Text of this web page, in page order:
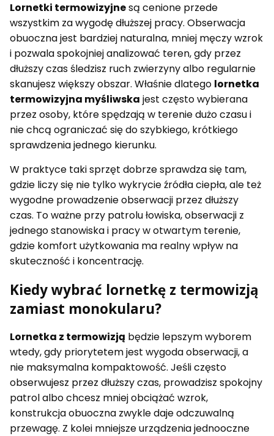
Lornetki termowizyjnesą cenione przede
wszystkim za wygodę dłuższej pracy. Obserwacja
obuoczna jest bardziej naturalna, mniej męczy wzrok
i pozwala spokojniej analizować teren, gdy przez
dłuższy czas śledzisz ruch zwierzyny albo regularnie
skanujesz większy obszar. Właśnie dlatego lornetka
termowizyjna myśliwska jest często wybierana
przez osoby, które spędzają w terenie dużo czasu i
nie chcą ograniczać się do szybkiego, krótkiego
sprawdzenia jednego kierunku.
W praktyce taki sprzęt dobrze sprawdza się tam,
gdzie liczy się nie tylko wykrycie źródła ciepła, ale też
wygodne prowadzenie obserwacji przez dłuższy
czas. To ważne przy patrolu łowiska, obserwacji z
jednego stanowiska i pracy w otwartym terenie,
gdzie komfort użytkowania ma realny wpływ na
skuteczność i koncentrację.
Kiedy wybrać lornetkę z termowizją
zamiast monokularu?
Lornetka z termowizją będzie lepszym wyborem
wtedy, gdy priorytetem jest wygoda obserwacji, a
nie maksymalna kompaktowość. Jeśli często
obserwujesz przez dłuższy czas, prowadzisz spokojny
patrol albo chcesz mniej obciążać wzrok,
konstrukcja obuoczna zwykle daje odczuwalną
przewagę. Z kolei mniejsze urządzenia jednooczne